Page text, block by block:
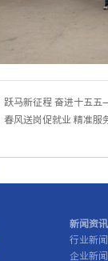
跃马新征程 奋进十五
春风送岗促就业 精准服
新闻资讯
行业新闻
企业新闻